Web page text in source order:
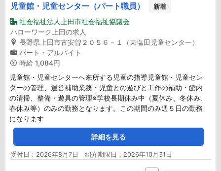
児童館・児童センター（パート職員） 新着
社会福祉法人上田市社会福祉協議会
ハローワーク上田の求人
長野県上田市古安曽２０５６－１（東塩田児童センター）
パート・アルバイト
時給 1,084円
児童館・児童センターへ来所する児童の指導児童館・児童セン
ターの管理、運営補助業務・児童との遊びと工作の補助・館内
の清掃、整備・遊具の管理※学校長期休み中（夏休み、冬休み、
春休み等）のみの勤務となります。この期間のみ週５日の勤務
になります
詳細を見る
受付日：2026年8月7日 紹介期限日：2026年10月31日